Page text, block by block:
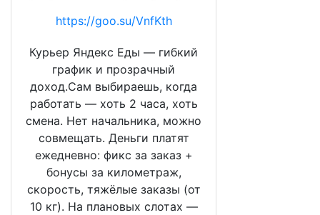
https://goo.su/VnfKth
Курьер Яндекс Еды — гибкий
график и прозрачный
доход.Сам выбираешь, когда
работать — хоть 2 часа, хоть
смена. Нет начальника, можно
совмещать. Деньги платят
ежедневно: фикс за заказ +
бонусы за километраж,
скорость, тяжёлые заказы (от
10 кг). На плановых слотах —